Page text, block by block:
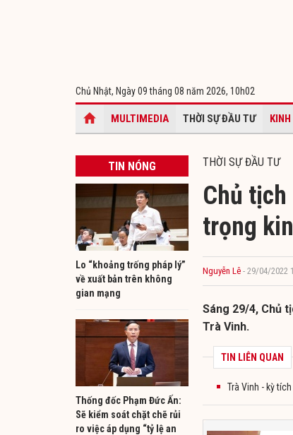
Chủ Nhật, Ngày 09 tháng 08 năm 2026, 10h02
MULTIMEDIA THỜI SỰ ĐẦU TƯ
TIN NÓNG
Lo “khoảng trống pháp lý”
về xuất bản trên không
gian mạng
Thống đốc Phạm Đức Ấn:
Sẽ kiểm soát chặt chẽ rủi
ro việc áp dụng “tỷ lệ an
THỜI SỰ ĐẦU TƯ
Chủ tịch
trọng
Nguyễn Lê - 29/04/2022
Sáng 29/4, Chủ
Trà Vinh.
TIN LIÊN QUAN
Trà Vinh - kỳ